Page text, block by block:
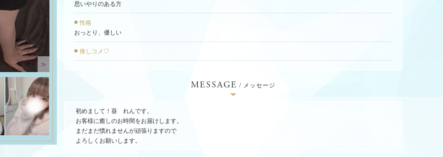
≫
思いやりのある方
性格
おっとり、優しい
推しコメ♡
MESSAGE / メッセージ
初めまして！葵 れんです。
お客様に癒しのお時間をお届けします。
まだまだ慣れませんが頑張りますので
よろしくお願いします。